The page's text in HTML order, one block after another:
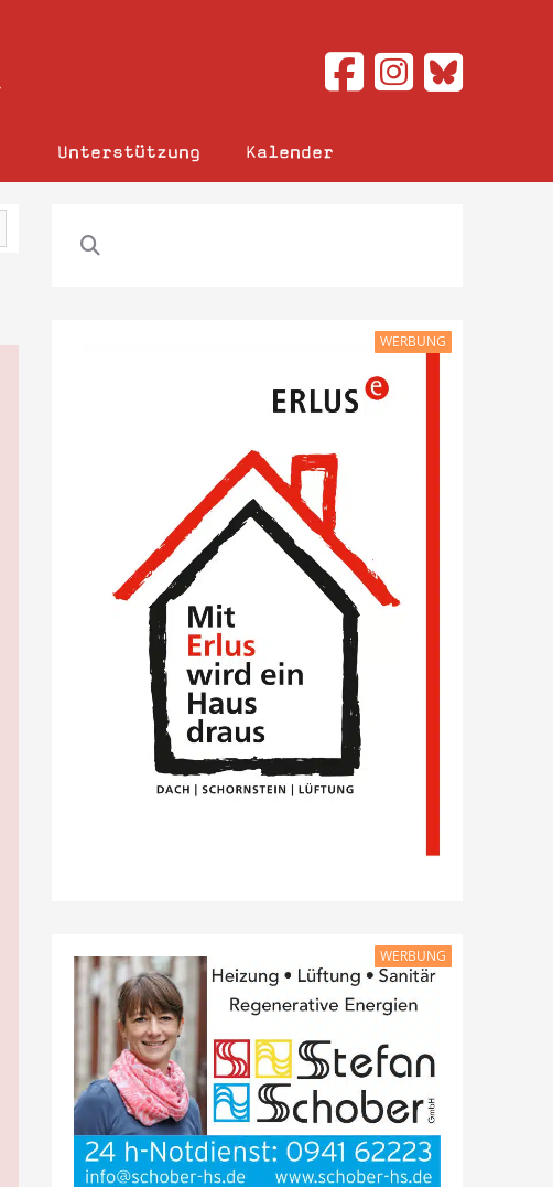
Unterstützung Kalender
WERBUNG
WERBUNG